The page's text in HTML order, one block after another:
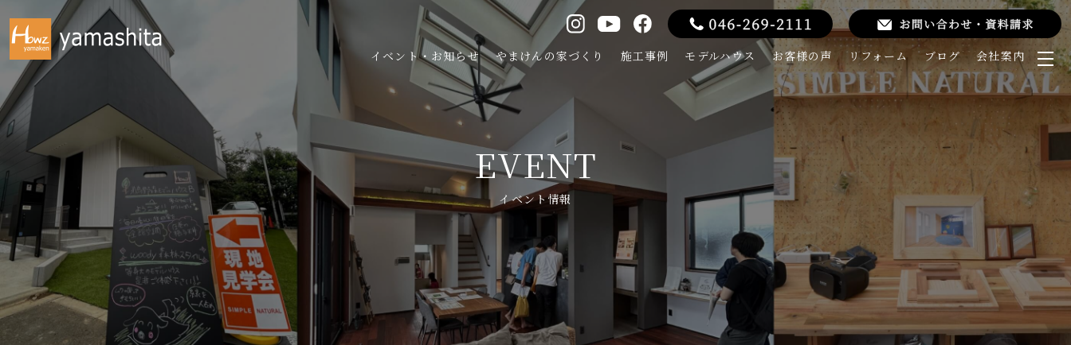
イベント・お知らせ やまけんの家づくり 施工事例 モデルハウス お客様の声 リフォーム ブログ 会社案内
メ
ニ
ー
開
く
EVENT
イベント情報